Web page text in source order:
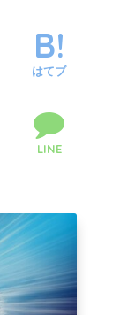
はてブ
LINE